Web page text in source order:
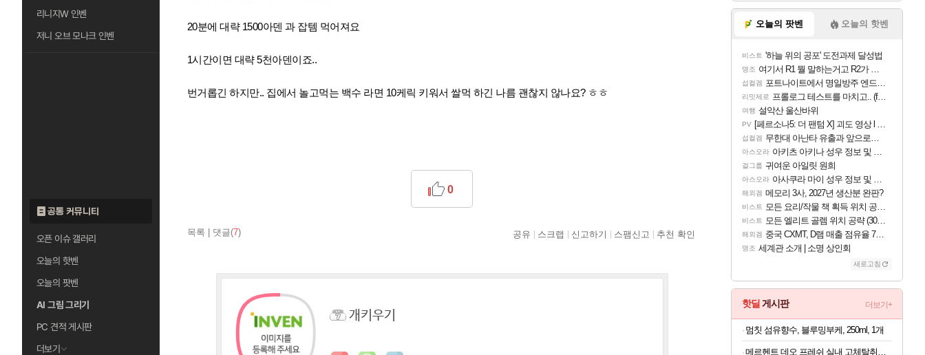
리니지W 인벤
저니 오브 모나크 인벤
공통 커뮤니티
오픈 이슈 갤러리
오늘의 핫벤
오늘의 팟벤
AI 그림 그리기
PC 견적 게시판
더보기
20분에 대략 1500아덴 과 잡템 먹어져요
1시간이면 대략 5천아덴이죠..
번거롭긴 하지만.. 집에서 놀고먹는 백수 라면 10케릭 키워서 쌀먹 하긴 나름 괜찮지 않나요? ㅎㅎ
목록 댓글(7)
0
공유 스크랩 신고하기 스팸신고 추천 확인
개키우기
오늘의 팟벤 오늘의 핫벤
비스트 '하늘 위의 공포' 도전과제 달성법
명조 여기서 R1 뭘 말하는거고 R2가 뭘말하는걸까요?
섭컬겜 포트나이트에서 명일방주 엔드필드 [펠리카] 판매 예정
리밋제로 프롤로그 테스트를 마치고.. (feat. 리아)
여행 설악산 울산바위
PV [페르소나5: 더 팬텀 X] 괴도 영상 l 타카마키 안·댄싱 스타
섭컬겜 무한대 아난타 유출과 앞으로의 예상 (루머)
아스오라 아키츠 아키나 성우 정보 및 주요 필모
걸그룹 귀여운 아일릿 원희
아스오라 아사쿠라 마이 성우 정보 및 주요 필모
해외겜 메모리 3사, 2027년 생산분 완판?
비스트 모든 요리/작물 책 획득 위치 공략 (36개) - 미식가 도전과제
비스트 모든 엘리트 골렘 위치 공략 (30개) - 방랑 결투가
해외겜 중국 CXMT, D램 매출 점유율 7%…글로벌 4위로 부상
명조 세계관 소개 | 소명 상인회
새로고침
핫딜 게시판 더보기+
멈칫 섬유향수, 블루밍부케, 250ml, 1개